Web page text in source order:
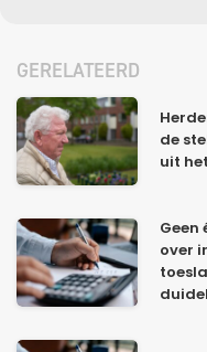
GERELATEERD
de
uit
Geen
over